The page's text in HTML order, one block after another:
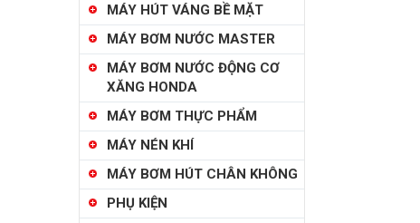
MÁY HÚT VÁNG BỀ MẶT
MÁY BƠM NƯỚC MASTER
MÁY BƠM NƯỚC ĐỘNG CƠ
XĂNG HONDA
MÁY BƠM THỰC PHẨM
MÁY NÉN KHÍ
MÁY BƠM HÚT CHÂN KHÔNG
PHỤ KIỆN